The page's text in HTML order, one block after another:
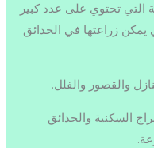
التي تحتوي على عدد كبير
يمكن زراعتها في الحدائق
والقصور والفلل.
السكنية والحدائق